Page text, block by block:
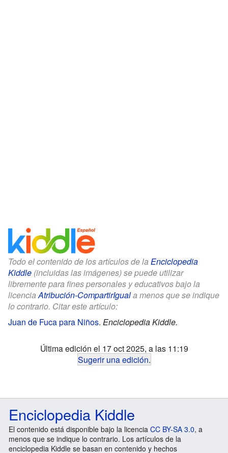
Todo el contenido de los artículos de la Enciclopedia
Kiddle (incluidas las imágenes) se puede utilizar
libremente para fines personales y educativos bajo la
licencia Atribución-CompartirIguala menos que se indique
lo contrario. Citar este artículo:
Juan de Fuca para Niños. Enciclopedia Kiddle.
Última edición el 17 oct 2025, a las 11:19
Sugerir una edición.
Enciclopedia Kiddle
El contenido está disponible bajo la licencia CC BY-SA 3.0, a
menos que se indique lo contrario. Los artículos de la
enciclopedia Kiddle se basan en contenido y hechos